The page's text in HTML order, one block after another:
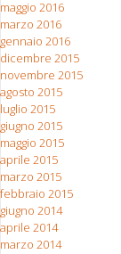
maggio 2016
marzo 2016
gennaio 2016
dicembre 2015
novembre 2015
agosto 2015
luglio 2015
giugno 2015
maggio 2015
aprile 2015
marzo 2015
febbraio 2015
giugno 2014
aprile 2014
marzo 2014